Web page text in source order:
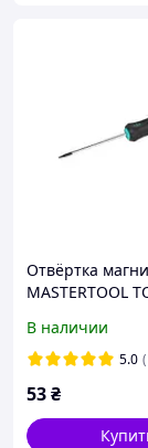
Отвёртка
MASTERTOOL
покрытием 49-
LuxPrice
В наличии
5.0
53₴